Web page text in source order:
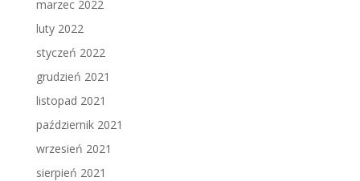
marzec 2022
luty 2022
styczeń 2022
grudzień 2021
listopad 2021
październik 2021
wrzesień 2021
sierpień 2021